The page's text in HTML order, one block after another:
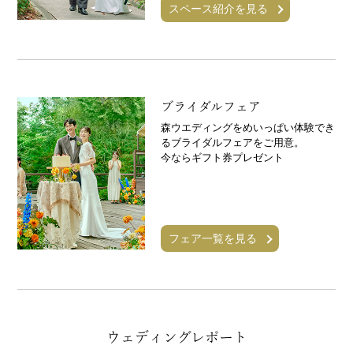
スペース紹介を見る
ブライダルフェア
森ウエディングをめいっぱい体験でき
るブライダルフェアをご用意。
今ならギフト券プレゼント
フェア一覧を見る
ウェディングレポート